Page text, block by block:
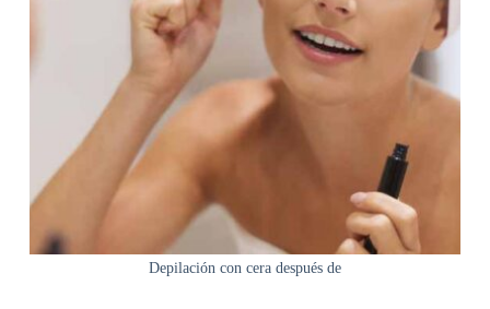
Depilación con cera después de